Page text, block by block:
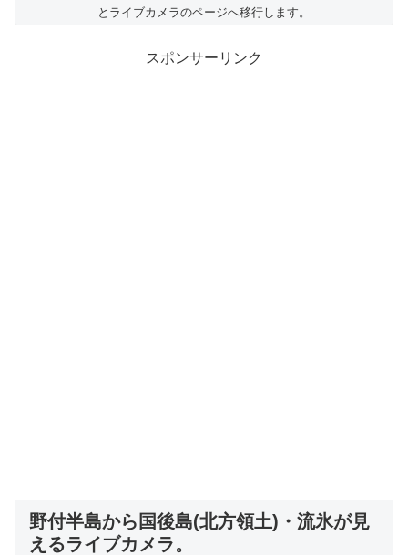
とライブカメラのページへ移行します。
スポンサーリンク
野付半島から国後島(北方領土)・流氷が見
えるライブカメラ。